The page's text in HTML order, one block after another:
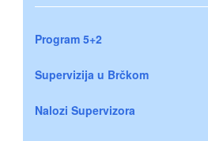
Program 5+2
Supervizija u Brčkom
Nalozi Supervizora